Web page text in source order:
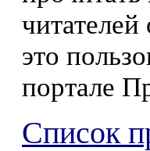
это
портале
Список